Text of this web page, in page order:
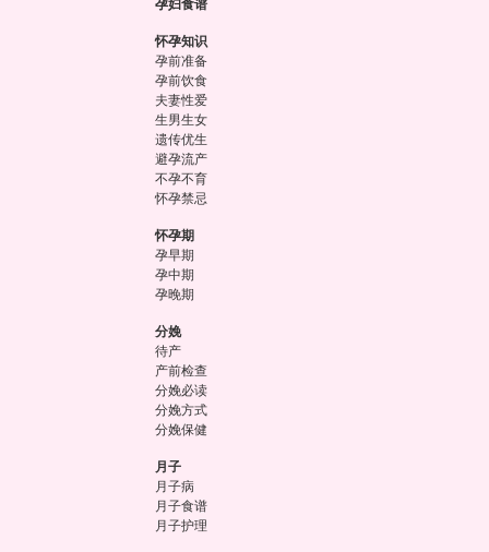
孕妇食谱
怀孕知识
孕前准备
孕前饮食
夫妻性爱
生男生女
遗传优生
避孕流产
不孕不育
怀孕禁忌
怀孕期
孕早期
孕中期
孕晚期
分娩
待产
产前检查
分娩必读
分娩方式
分娩保健
月子
月子病
月子食谱
月子护理